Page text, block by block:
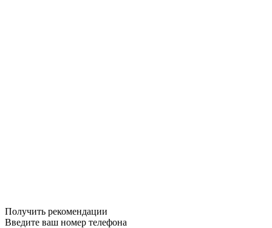
Получить рекомендации
Введите ваш номер телефона